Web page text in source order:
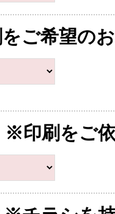
ご希望の
※印刷をご